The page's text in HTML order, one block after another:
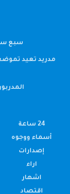
سبع
مدريد تعيد
24 ساعة
أسماء ووجوه
إصدارات
اراء
اشهار
اقتصاد